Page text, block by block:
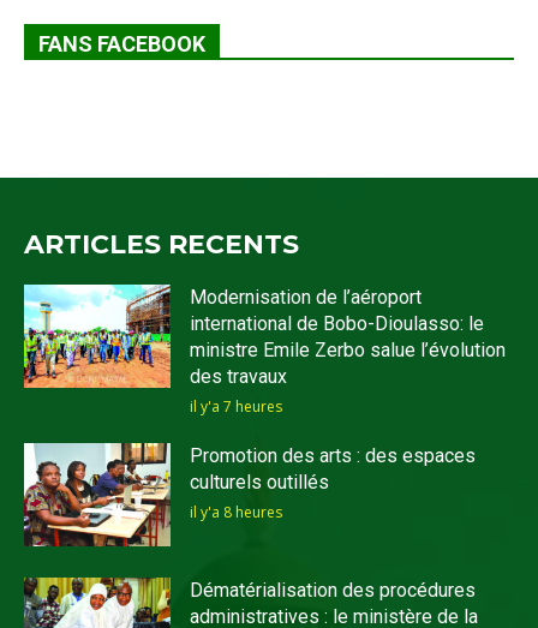
FANS FACEBOOK
ARTICLES RECENTS
Modernisation de l’aéroport
international de Bobo-Dioulasso: le
ministre Emile Zerbo salue l’évolution
des travaux
il y'a 7 heures
Promotion des arts : des espaces
culturels outillés
il y'a 8 heures
Dématérialisation des procédures
administratives : le ministère de la